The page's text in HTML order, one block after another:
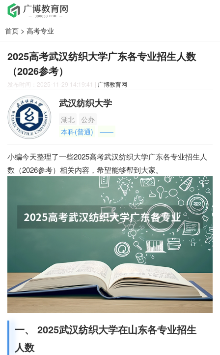
首页 > 高考专业
2025高考武汉纺织大学广东各专业招生人数
（2026参考）
发布时间：2025-11-29 14:19:41 | 广博教育网
武汉纺织大学
湖北
公办
本科(普通)
——
小编今天整理了一些2025高考武汉纺织大学广东各专业招生人
数（2026参考）相关内容，希望能够帮到大家。
一、 2025武汉纺织大学在山东各专业招生
人数